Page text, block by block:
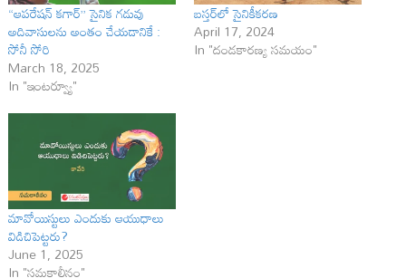
“ఆపరేషన్ కగార్” సైనిక గడువు
అదివాసులను అంతం చేయడానికే :
సోనీ సోరి
March 18, 2025
In "ఇంటర్వ్యూ"
బస్తర్‍లో సైనికీకరణ
April 17, 2024
In "దండకారణ్య సమయం"
మావోయిస్టులు ఎందుకు ఆయుధాలు
విడిచిపెట్టరు?
June 1, 2025
In "సమకాలీనం"